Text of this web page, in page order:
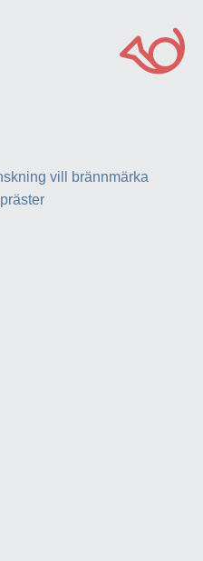
vill brännmärka